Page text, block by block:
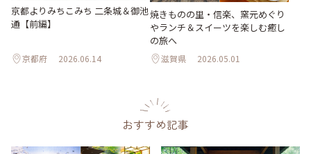
京都よりみちこみち 二条城＆御池
通【前編】
京都府 2026.06.14
焼きものの里・信楽、窯元めぐり
やランチ＆スイーツを楽しむ癒し
の旅へ
滋賀県 2026.05.01
おすすめ記事